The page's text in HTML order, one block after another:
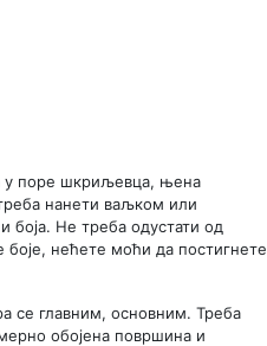
у поре шкриљевца, њена
нанети ваљком или
боја. Не треба одустати од
нећете моћи да постигнете
се главним, основним. Треба
обојена површина и